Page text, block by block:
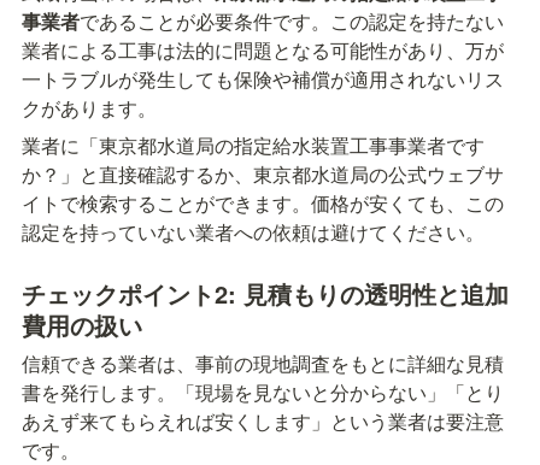
事業者であることが必要条件です。この認定を持たない
業者による工事は法的に問題となる可能性があり、万が
一トラブルが発生しても保険や補償が適用されないリス
クがあります。
業者に「東京都水道局の指定給水装置工事事業者です
か？」と直接確認するか、東京都水道局の公式ウェブサ
イトで検索することができます。価格が安くても、この
認定を持っていない業者への依頼は避けてください。
チェックポイント2: 見積もりの透明性と追加
費用の扱い
信頼できる業者は、事前の現地調査をもとに詳細な見積
書を発行します。「現場を見ないと分からない」「とり
あえず来てもらえれば安くします」という業者は要注意
です。